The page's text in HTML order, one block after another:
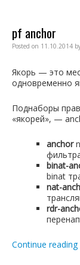
pf anchor
Posted on 11.10.2014
Якорь — это
одновременно
Поднаборы
«якорей», —
anchor
binat-
binat
nat-
rdr-
Continue reading